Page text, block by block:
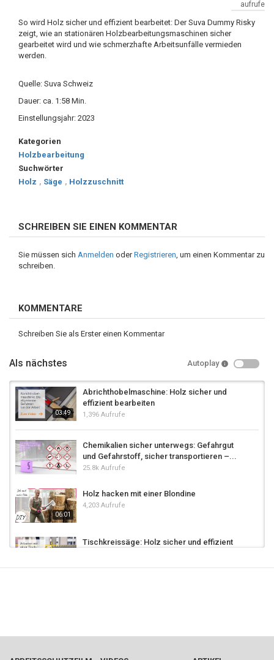
aufrufe
So wird Holz sicher und effizient bearbeitet: Der Suva Dummy Risky
zeigt, wie an stationären Holzbearbeitungsmaschinen sicher
gearbeitet wird und wie schmerzhafte Arbeitsunfälle vermieden
werden.
Quelle: Suva Schweiz
Dauer: ca. 1:58 Min.
Einstellungsjahr: 2023
Kategorien
Holzbearbeitung
Suchwörter
Holz , Säge , Holzzuschnitt
SCHREIBEN SIE EINEN KOMMENTAR
Sie müssen sich Anmelden oderRegistrieren, um einen Kommentar zu
schreiben.
KOMMENTARE
Schreiben Sie als Erster einen Kommentar
Als nächstes Autoplay
03:49
Abrichthobelmaschine: Holz sicher und
effizient bearbeiten
1,396 Aufrufe
Chemikalien sicher unterwegs: Gefahrgut
und Gefahrstoff, sicher transportieren –...
25.8k Aufrufe
06:01
Holz hacken mit einer Blondine
4,203 Aufrufe
Tischkreissäge: Holz sicher und effizient
Tischkreissäge: Holz sicher und effizient